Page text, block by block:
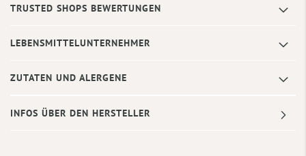
TRUSTED SHOPS BEWERTUNGEN
LEBENSMITTELUNTERNEHMER
ZUTATEN UND ALERGENE
INFOS ÜBER DEN HERSTELLER